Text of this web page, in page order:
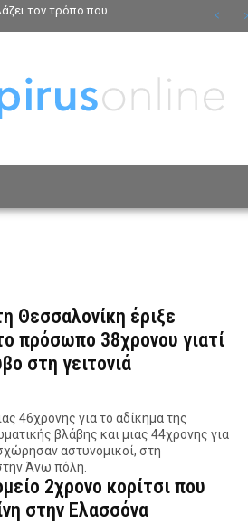
τον τρόπο που
Θεσσαλονίκη έριξε
πρόσωπο 38χρονου γιατί
στη γειτονιά
46χρονης για το αδίκημα της
βλάβης και μιας 44χρονης για
αστυνομικοί, στη
Άνω πόλη.
2χρονο κορίτσι που
στην Ελασσόνα